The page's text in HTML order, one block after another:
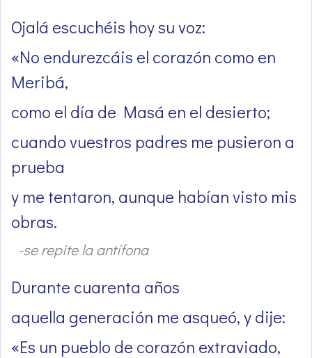
Ojalá escuchéis hoy su voz:
«No endurezcáis el corazón como en
Meribá,
como el día de Masá en el desierto;
cuando vuestros padres me pusieron a
prueba
y me tentaron, aunque habían visto mis
obras.
-se repite la antífona
Durante cuarenta años
aquella generación me asqueó, y dije:
«Es un pueblo de corazón extraviado,